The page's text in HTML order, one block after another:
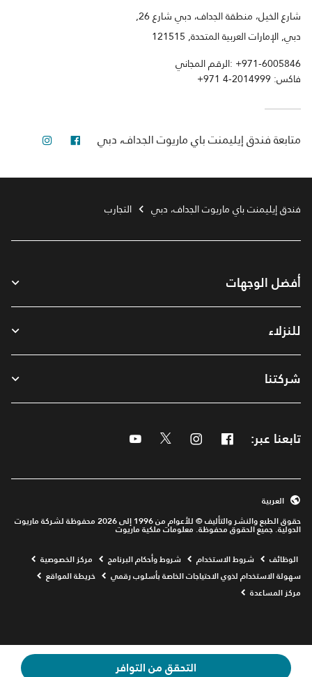
التحقق من التوافر
شارع الخيل، منطقة الجداف، دبي شارع 26,
دبي, الإمارات العربية المتحدة, 121515
الرقم المجاني: +971-6005846
فاكس:+971 4-2014999
متابعةفندق إيليمنت باي ماريوت الجداف، دبي فيس بوك
فندق إيليمنت باي ماريوت الجداف، دبي التجارب
أفضل الوجهات
للنزلاء
شركتنا
تابعنا عبر: Facebook
Instagram
Twitter
حقوق الطبع والنشر والتأليف © للأعوام من 1996 إلى 2026 محفوظة لشركة ماريوت
الدولية. جميع الحقوق محفوظة. معلومات ملكية ماريوت
العربية
الوظائف Opens a new window
شروط الاستخدام شروط وأحكام البرنامج
مركز الخصوصية
سهولة الاستخدام لذوي الاحتياجات الخاصة بأسلوب رقمي
خريطة المواقع
مركز المساعدة